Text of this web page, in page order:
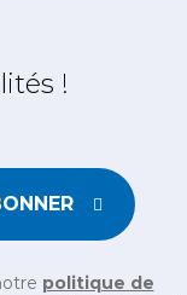
!
politique de